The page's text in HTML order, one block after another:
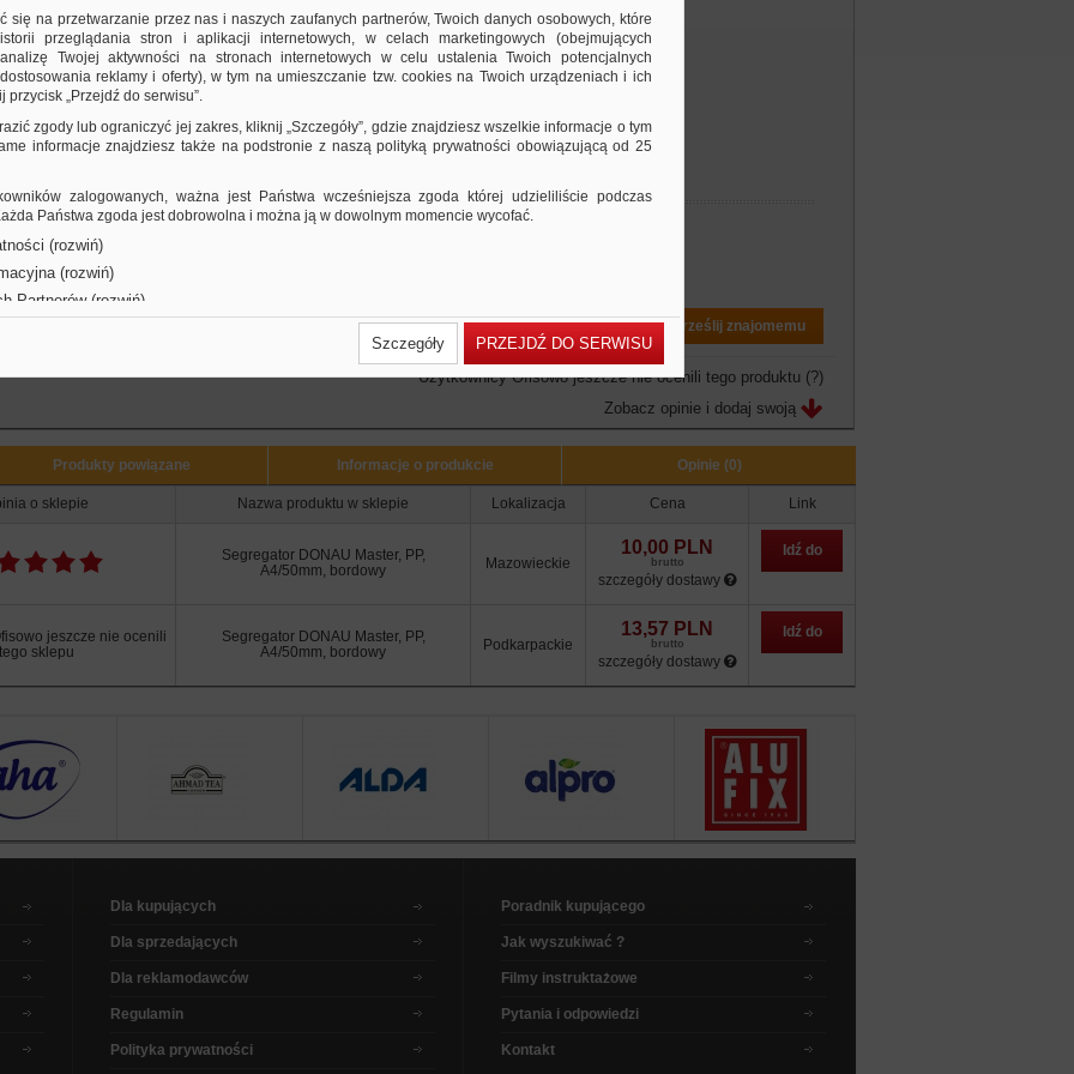
wysokiej jakości z dociskaczem
obustronna etykieta grzbietowa
otwór na palec
mechanizmem dźwigniowym umieszczony jest numer kontrolny
grzbietu: 50mm
50x320x285mm
lata gwarancji na mechanizm
(mm)
Drukuj PDF Prześlij znajomemu
Użytkownicy Ofisowo jeszcze nie ocenili tego produktu (?)
Zobacz opinie i dodaj swoją
Produkty powiązane Informacje o produkcie Opinie (0)
o sklepie Nazwa produktu w sklepie Lokalizacja Cena Link
Segregator DONAU Master, PP,
A4/50mm, bordowy
Mazowieckie
10,00 PLN
brutto
szczegóły dostawy
Idź do
jeszcze nie ocenili
tego sklepu
Segregator DONAU Master, PP,
A4/50mm, bordowy
Podkarpackie
13,57 PLN
brutto
szczegóły dostawy
Idź do
Dla kupujących
Dla sprzedających
Dla reklamodawców
Regulamin
Polityka prywatności
Poradnik kupującego
Jak wyszukiwać ?
Filmy instruktażowe
Pytania i odpowiedzi
Kontakt
się na przetwarzanie przez nas i naszych zaufanych partnerów, Twoich danych osobowych, które
przeglądania stron i aplikacji internetowych, w celach marketingowych (obejmujących
Twojej aktywności na stronach internetowych w celu ustalenia Twoich potencjalnych
reklamy i oferty), w tym na umieszczanie tzw. cookies na Twoich urządzeniach i ich
przycisk „Przejdź do serwisu”.
zgody lub ograniczyć jej zakres, kliknij „Szczegóły”, gdzie znajdziesz wszelkie informacje o tym
informacje znajdziesz także na podstronie z naszą polityką prywatności obowiązującą od 25
zalogowanych, ważna jest Państwa wcześniejsza zgoda której udzieliliście podczas
Państwa zgoda jest dobrowolna i można ją w dowolnym momencie wycofać.
(rozwiń)
(rozwiń)
Partnerów (rozwiń)
Szczegóły PRZEJDŹ DO SERWISU